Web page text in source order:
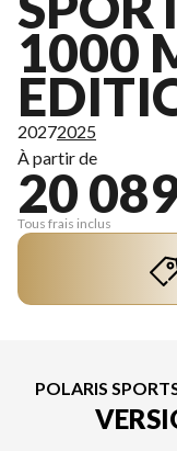
1000
20272025
À partir de
20
Tous frais inclus
POLARIS